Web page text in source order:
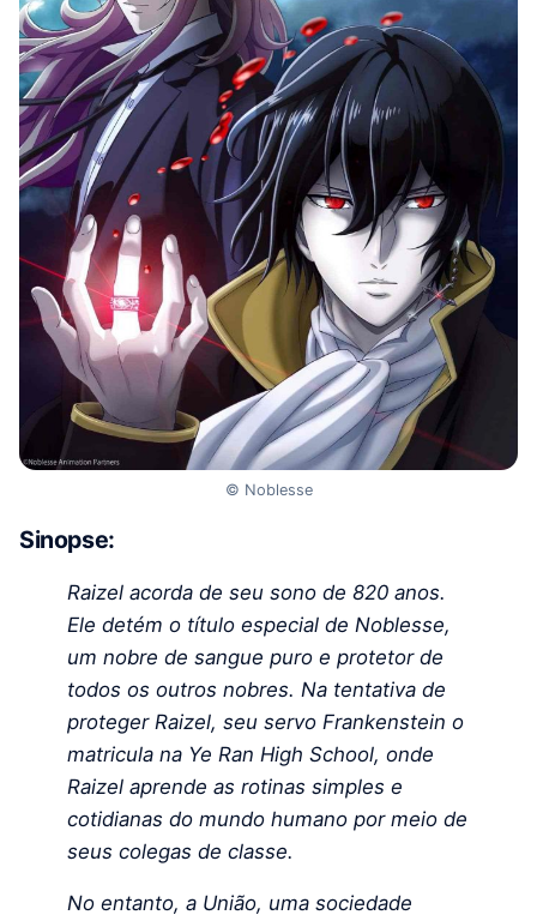
© Noblesse
Sinopse:
Raizel acorda de seu sono de 820 anos.
Ele detém o título especial de Noblesse,
um nobre de sangue puro e protetor de
todos os outros nobres. Na tentativa de
proteger Raizel, seu servo Frankenstein o
matricula na Ye Ran High School, onde
Raizel aprende as rotinas simples e
cotidianas do mundo humano por meio de
seus colegas de classe.
No entanto, a União, uma sociedade